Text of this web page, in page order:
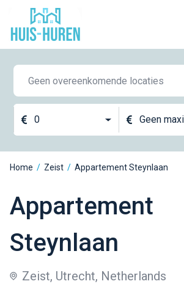
0 Geen
Home / Zeist / Appartement Steynlaan
Appartement
Steynlaan
Zeist, Utrecht, Netherlands